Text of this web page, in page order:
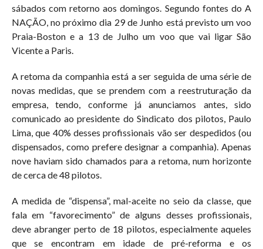
sábados com retorno aos domingos. Segundo fontes do A
NAÇÃO, no próximo dia 29 de Junho está previsto um voo
Praia-Boston e a 13 de Julho um voo que vai ligar São
Vicente a Paris.
A retoma da companhia está a ser seguida de uma série de
novas medidas, que se prendem com a reestruturação da
empresa, tendo, conforme já anunciamos antes, sido
comunicado ao presidente do Sindicato dos pilotos, Paulo
Lima, que 40% desses profissionais vão ser despedidos (ou
dispensados, como prefere designar a companhia). Apenas
nove haviam sido chamados para a retoma, num horizonte
de cerca de 48 pilotos.
A medida de “dispensa”, mal-aceite no seio da classe, que
fala em “favorecimento” de alguns desses profissionais,
deve abranger perto de 18 pilotos, especialmente aqueles
que se encontram em idade de pré-reforma e os